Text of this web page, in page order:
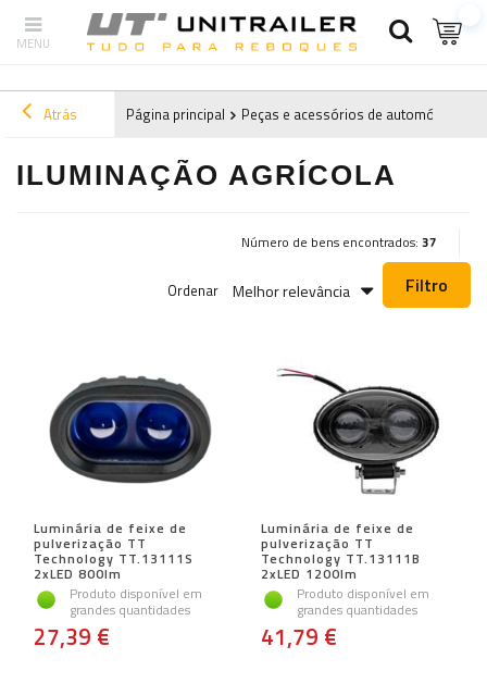
Atrás Página principal Peças e acessórios de automóveis
ILUMINAÇÃO AGRÍCOLA
Número de bens encontrados: 37
Ordenar Melhor relevância Filtro
Luminária de feixe de
pulverização TT
Technology TT.13111S
2xLED 800lm
Produto disponível em
grandes quantidades
27,39 €
Luminária de feixe de
pulverização TT
Technology TT.13111B
2xLED 1200lm
Produto disponível em
grandes quantidades
41,79 €